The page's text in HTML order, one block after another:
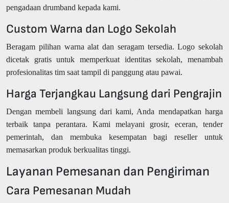
pengadaan drumband kepada kami.
Custom Warna dan Logo Sekolah
Beragam pilihan warna alat dan seragam tersedia. Logo sekolah
dicetak gratis untuk memperkuat identitas sekolah, menambah
profesionalitas tim saat tampil di panggung atau pawai.
Harga Terjangkau Langsung dari Pengrajin
Dengan membeli langsung dari kami, Anda mendapatkan harga
terbaik tanpa perantara. Kami melayani grosir, eceran, tender
pemerintah, dan membuka kesempatan bagi reseller untuk
memasarkan produk berkualitas tinggi.
Layanan Pemesanan dan Pengiriman
Cara Pemesanan Mudah